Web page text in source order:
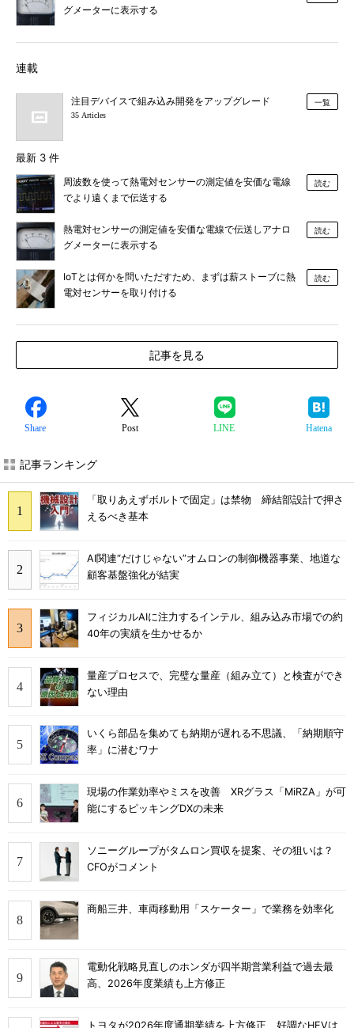
グメーターに表示する
連載
注目デバイスで組み込み開発をアップグレード
35 Articles
一覧
最新 3 件
周波数を使って熱電対センサーの測定値を安価な電線
でより遠くまで伝送する
読む
熱電対センサーの測定値を安価な電線で伝送しアナロ
グメーターに表示する
読む
IoTとは何かを問いただすため、まずは薪ストーブに熱
電対センサーを取り付ける
読む
記事を見る
Share Post LINE Hatena
記事ランキング
「取りあえずボルトで固定」は禁物 締結部設計で押さ
えるべき基本
AI関連“だけじゃない”オムロンの制御機器事業、地道な
顧客基盤強化が結実
フィジカルAIに注力するインテル、組み込み市場での約
40年の実績を生かせるか
量産プロセスで、完璧な量産（組み立て）と検査ができ
ない理由
いくら部品を集めても納期が遅れる不思議、「納期順守
率」に潜むワナ
現場の作業効率やミスを改善 XRグラス「MiRZA」が可
能にするピッキングDXの未来
ソニーグループがタムロン買収を提案、その狙いは？
CFOがコメント
商船三井、車両移動用「スケーター」で業務を効率化
電動化戦略見直しのホンダが四半期営業利益で過去最
高、2026年度業績も上方修正
トヨタが2026年度通期業績を上方修正、好調なHEVは